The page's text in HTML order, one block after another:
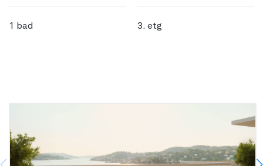
1 bad 3. etg